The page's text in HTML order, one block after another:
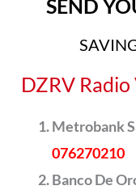
SEND
DZRV
Metrobank
076270210
Banco De